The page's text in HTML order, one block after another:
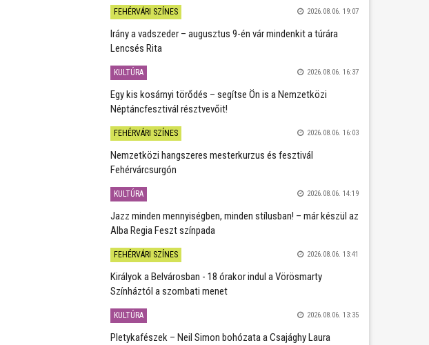
FEHÉRVÁRI SZÍNES 2026.08.06. 19:07
Irány a vadszeder – augusztus 9-én vár mindenkit a túrára
Lencsés Rita
KULTÚRA 2026.08.06. 16:37
Egy kis kosárnyi törődés – segítse Ön is a Nemzetközi
Néptáncfesztivál résztvevőit!
FEHÉRVÁRI SZÍNES 2026.08.06. 16:03
Nemzetközi hangszeres mesterkurzus és fesztivál
Fehérvárcsurgón
KULTÚRA 2026.08.06. 14:19
Jazz minden mennyiségben, minden stílusban! – már készül az
Alba Regia Feszt színpada
FEHÉRVÁRI SZÍNES 2026.08.06. 13:41
Királyok a Belvárosban - 18 órakor indul a Vörösmarty
Színháztól a szombati menet
KULTÚRA 2026.08.06. 13:35
Pletykafészek – Neil Simon bohózata a Csajághy Laura